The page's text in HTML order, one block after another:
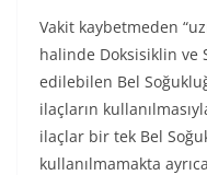
Vakit kaybetmeden
halinde Doksisiklin ve
edilebilen Bel
ilaçların
ilaçlar bir tek Bel
kullanılmamakta